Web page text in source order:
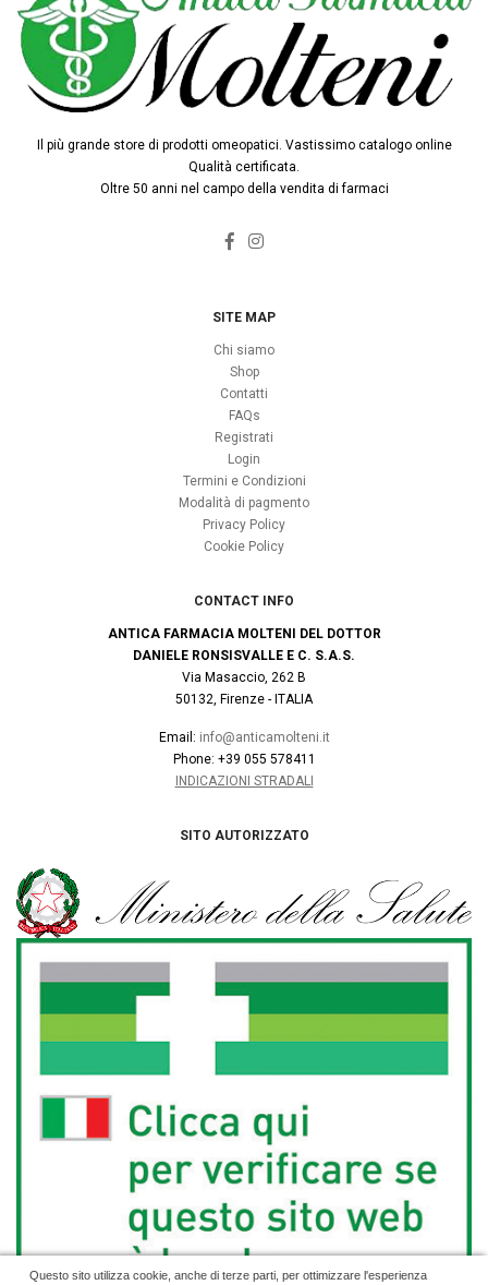
Questo sito utilizza cookie, anche di terze parti, per ottimizzare l'esperienza
Il più grande store di prodotti omeopatici. Vastissimo catalogo online
Qualità certificata.
Oltre 50 anni nel campo della vendita di farmaci
SITE MAP
Chi siamo
Shop
Contatti
FAQs
Registrati
Login
Termini e Condizioni
Modalità di pagmento
Privacy Policy
Cookie Policy
CONTACT INFO
ANTICA FARMACIA MOLTENI DEL DOTTOR
DANIELE RONSISVALLE E C. S.A.S.
Via Masaccio, 262 B
50132, Firenze - ITALIA
Email: info@anticamolteni.it
Phone: +39 055 578411
INDICAZIONI STRADALI
SITO AUTORIZZATO